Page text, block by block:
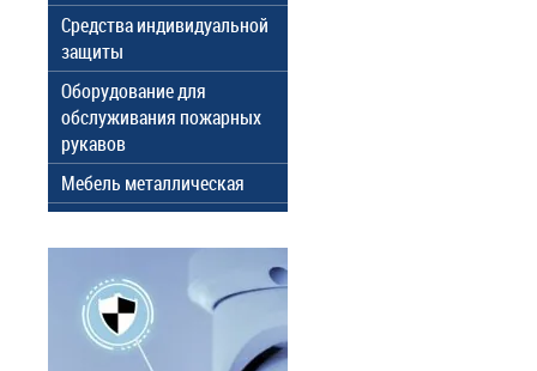
Средства индивидуальной
защиты
Оборудование для
обслуживания пожарных
рукавов
Мебель металлическая